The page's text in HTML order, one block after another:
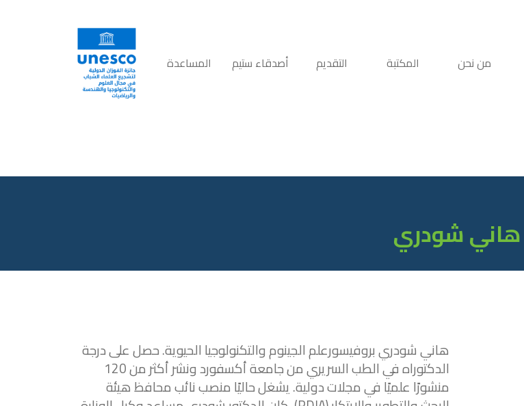
من نحن المكتبة التقديم أصدقاء ستيم
المساعدة
هاني شودري
هاني شودري بروفيسورعلم الجينوم والتكنولوجيا الحيوية. حصل على درجة
الدكتوراه في الطب السريري من جامعة أكسفورد ونشر أكثر من 120
منشورًا علميًا في مجلات دولية. يشغل حاليًا منصب نائب محافظ هيئة